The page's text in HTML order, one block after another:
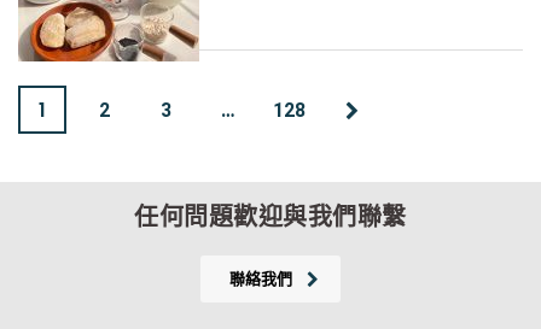
1 2 3 … 128
任何問題歡迎與我們聯繫
聯絡我們